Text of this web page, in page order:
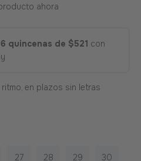
ahora
6 quincenas de $521 con
27 28 29 30